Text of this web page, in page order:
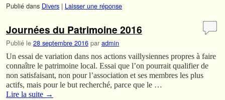
Publié dans Divers | Laisser une réponse
Journées du Patrimoine 2016
Publié le 28 septembre 2016 par admin
Un essai de variation dans nos actions vaillysiennes propres à faire
connaître le patrimoine local. Essai que l’on pourrait qualifier de
non satisfaisant, non pour l’association et ses membres les plus
actifs, mais pour le but recherché, parce que le …
Lire la suite →